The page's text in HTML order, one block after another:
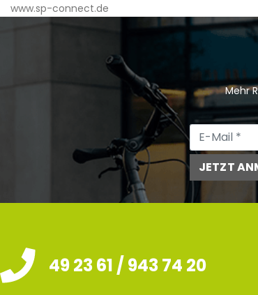
www.sp-connect.de
Mehr
JETZT
49 23 61 / 943 74 20